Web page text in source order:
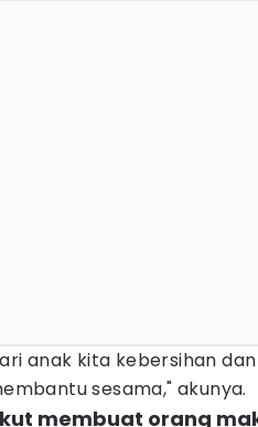
anak kita kebersihan
sesama," akunya.
membuat orang